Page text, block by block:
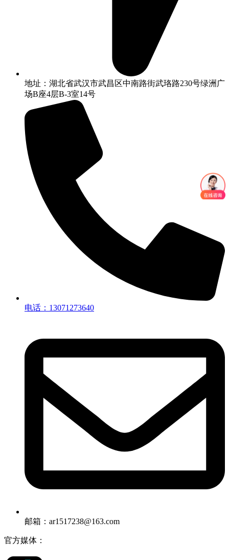
地址：湖北省武汉市武昌区中南路街武珞路230号绿洲广
场B座4层B-3室14号
电话：13071273640
邮箱：ar1517238@163.com
官方媒体：